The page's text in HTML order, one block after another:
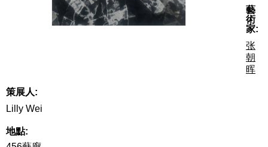
藝
術
家:
张
朝
晖
策展人:
Lilly Wei
地點: